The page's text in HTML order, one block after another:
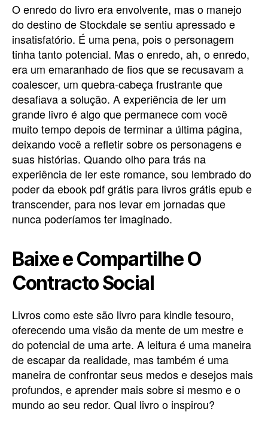
O enredo do livro era envolvente, mas o manejo
do destino de Stockdale se sentiu apressado e
insatisfatório. É uma pena, pois o personagem
tinha tanto potencial. Mas o enredo, ah, o enredo,
era um emaranhado de fios que se recusavam a
coalescer, um quebra-cabeça frustrante que
desafiava a solução. A experiência de ler um
grande livro é algo que permanece com você
muito tempo depois de terminar a última página,
deixando você a refletir sobre os personagens e
suas histórias. Quando olho para trás na
experiência de ler este romance, sou lembrado do
poder da ebook pdf grátis para livros grátis epub e
transcender, para nos levar em jornadas que
nunca poderíamos ter imaginado.
Baixe e Compartilhe O
Contracto Social
Livros como este são livro para kindle tesouro,
oferecendo uma visão da mente de um mestre e
do potencial de uma arte. A leitura é uma maneira
de escapar da realidade, mas também é uma
maneira de confrontar seus medos e desejos mais
profundos, e aprender mais sobre si mesmo e o
mundo ao seu redor. Qual livro o inspirou?